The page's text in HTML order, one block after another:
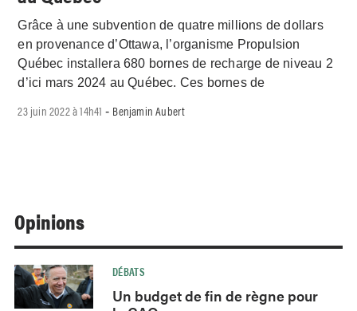
Grâce à une subvention de quatre millions de dollars
en provenance d’Ottawa, l’organisme Propulsion
Québec installera 680 bornes de recharge de niveau 2
d’ici mars 2024 au Québec. Ces bornes de
23 juin 2022 à 14h41 - Benjamin Aubert
Opinions
DÉBATS
Un budget de fin de règne pour